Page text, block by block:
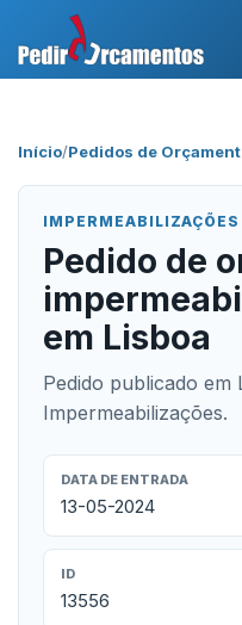
Início/Pedidos de
IMPERMEABILIZAÇÕES
Pedido de
em Lisboa
Pedido publicado em
Impermeabilizações.
DATA DE ENTRADA
13-05-2024
ID
13556
Área Profissional
Como Funciona?
Testemunhos